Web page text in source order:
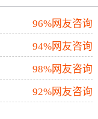
96%网友咨询
94%网友咨询
98%网友咨询
92%网友咨询